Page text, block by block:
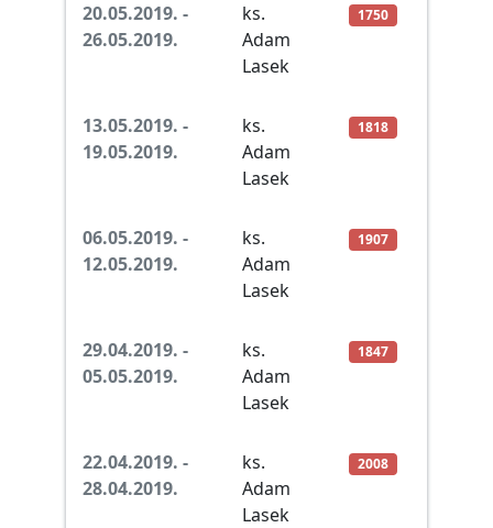
20.05.2019. -
26.05.2019.
ks.
Adam
Lasek
1750
13.05.2019. -
19.05.2019.
ks.
Adam
Lasek
1818
06.05.2019. -
12.05.2019.
ks.
Adam
Lasek
1907
29.04.2019. -
05.05.2019.
ks.
Adam
Lasek
1847
22.04.2019. -
28.04.2019.
ks.
Adam
Lasek
2008